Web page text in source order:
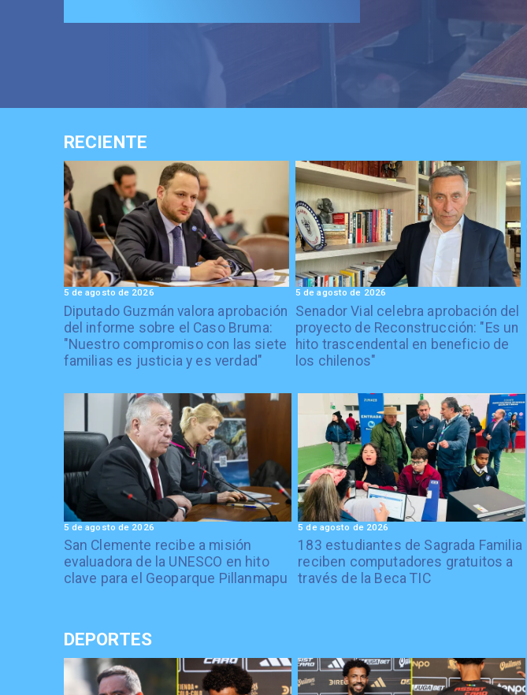
RECIENTE
Diputado Guzmán valora aprobación
del informe sobre el Caso Bruma:
"Nuestro compromiso con las siete
familias es justicia y es verdad"
5 de agosto de 2026
Senador Vial celebra aprobación del
proyecto de Reconstrucción: "Es un
hito trascendental en beneficio de
los chilenos"
5 de agosto de 2026
San Clemente recibe a misión
evaluadora de la UNESCO en hito
clave para el Geoparque Pillanmapu
5 de agosto de 2026
183 estudiantes de Sagrada Familia
reciben computadores gratuitos a
través de la Beca TIC
5 de agosto de 2026
DEPORTES